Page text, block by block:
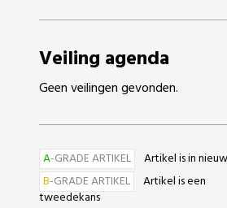
Veiling agenda
Geen veilingen gevonden.
A-GRADE ARTIKEL
Artikel is in
B-GRADE ARTIKEL
Artikel is een
tweedekans